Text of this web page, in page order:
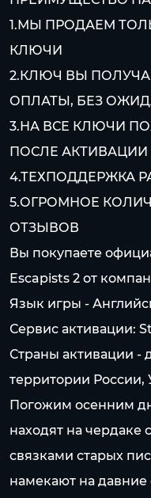
1.МЫ ПРОДАЕМ
КЛЮЧИ
2.КЛЮЧ ВЫ
ОПЛАТЫ, БЕЗ
3.НА ВСЕ КЛЮЧИ
ПОСЛЕ АКТИВАЦИИ
4.ТЕХПОДДЕРЖКА
5.ОГРОМНОЕ
ОТЗЫВОВ
Вы покупаете
Escapists 2 от
Язык игры -
Сервис активации:
Страны активации -
территории
Погожим осенним
находят на чердаке
связками старых
намекают на